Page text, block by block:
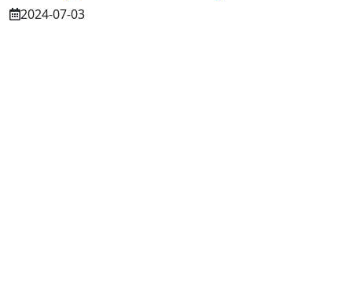
2024-07-03